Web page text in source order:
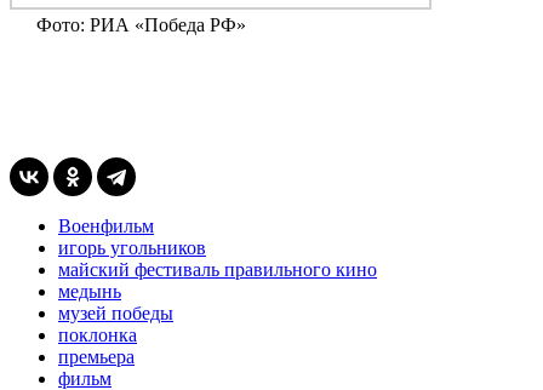
Фото: РИА «Победа РФ»
Военфильм
игорь угольников
майский фестиваль правильного кино
медынь
музей победы
поклонка
премьера
фильм